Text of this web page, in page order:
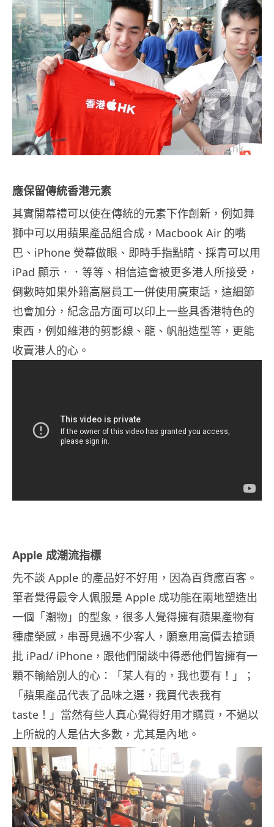
應保留傳統香港元素
其實開幕禮可以使在傳統的元素下作創新，例如舞
獅中可以用蘋果產品組合成，Macbook Air 的嘴
巴、iPhone 熒幕做眼、即時手指點睛、採青可以用
iPad 顯示．．等等、相信這會被更多港人所接受，
倒數時如果外籍高層員工一併使用廣東話，這細節
也會加分，紀念品方面可以印上一些具香港特色的
東西，例如維港的剪影線、龍、帆船造型等，更能
收賣港人的心。
Apple 成潮流指標
先不談 Apple 的產品好不好用，因為百貨應百客。
筆者覺得最令人佩服是 Apple 成功能在兩地塑造出
一個「潮物」的型象，很多人覺得擁有蘋果產物有
種虛榮感，串哥見過不少客人，願意用高價去搶頭
批 iPad/ iPhone，跟他們閒談中得悉他們皆擁有一
顆不輸給別人的心：「某人有的，我也要有！」；
「蘋果產品代表了品味之選，我買代表我有
taste！」當然有些人真心覺得好用才購買，不過以
上所說的人是佔大多數，尤其是內地。